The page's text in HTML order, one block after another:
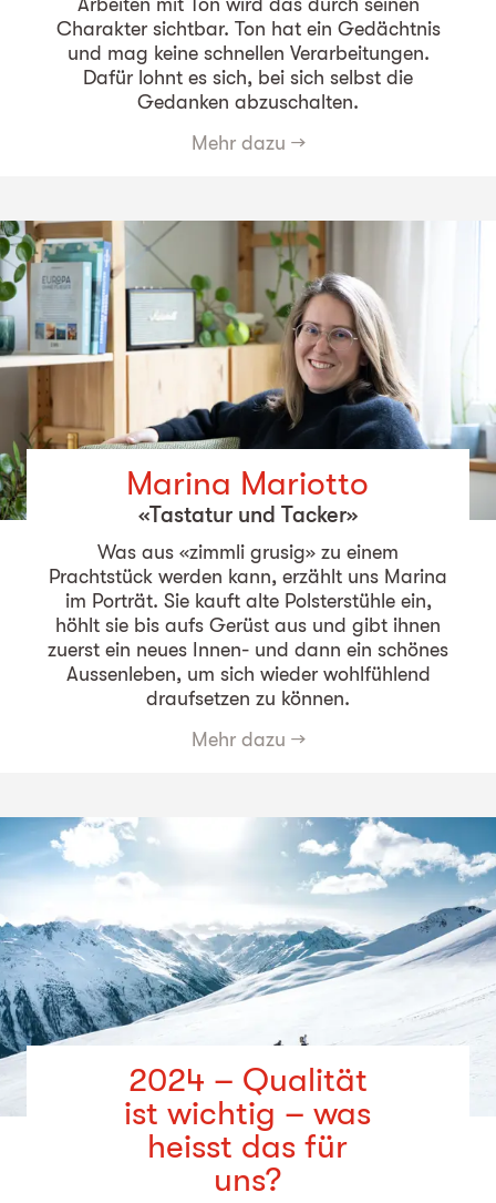
Charakter sichtbar. Ton hat ein Gedächtnis
und mag keine schnellen Verarbeitungen.
Dafür lohnt es sich, bei sich selbst die
Gedanken abzuschalten.
Mehr dazu →
Marina Mariotto
«Tastatur und Tacker»
Was aus «zimmli grusig» zu einem
Prachtstück werden kann, erzählt uns Marina
im Porträt. Sie kauft alte Polsterstühle ein,
höhlt sie bis aufs Gerüst aus und gibt ihnen
zuerst ein neues Innen- und dann ein schönes
Aussenleben, um sich wieder wohlfühlend
draufsetzen zu können.
Mehr dazu →
2024 – Qualität
ist wichtig – was
heisst das für
uns?